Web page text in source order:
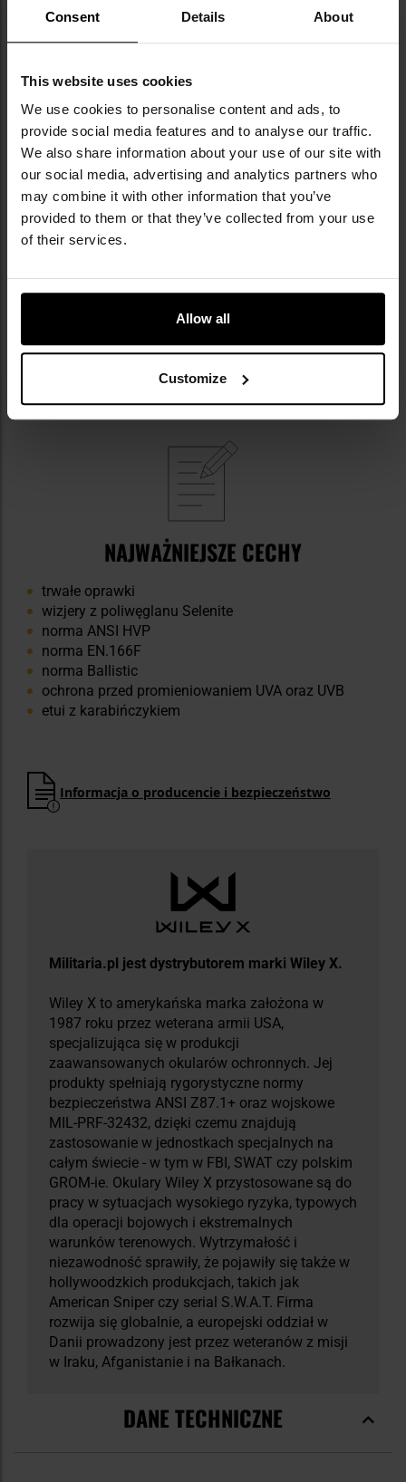
Consent Details About
This website uses cookies
We use cookies to personalise content and ads, to
provide social media features and to analyse our traffic.
We also share information about your use of our site with
our social media, advertising and analytics partners who
may combine it with other information that you’ve
provided to them or that they’ve collected from your use
of their services.
Allow all
Customize
etui z karabińczykiem
NAJWAŻNIEJSZE CECHY
trwałe oprawki
wizjery z poliwęglanu Selenite
norma ANSI HVP
norma EN.166F
norma Ballistic
ochrona przed promieniowaniem UVA oraz UVB
etui z karabińczykiem
Informacja o producencie i bezpieczeństwo
Militaria.pl jest dystrybutorem marki Wiley X.
Wiley X to amerykańska marka założona w
1987 roku przez weterana armii USA,
specjalizująca się w produkcji
zaawansowanych okularów ochronnych. Jej
produkty spełniają rygorystyczne normy
bezpieczeństwa ANSI Z87.1+ oraz wojskowe
MIL-PRF-32432, dzięki czemu znajdują
zastosowanie w jednostkach specjalnych na
całym świecie - w tym w FBI, SWAT czy polskim
GROM-ie. Okulary Wiley X przystosowane są do
pracy w sytuacjach wysokiego ryzyka, typowych
dla operacji bojowych i ekstremalnych
warunków terenowych. Wytrzymałość i
niezawodność sprawiły, że pojawiły się także w
hollywoodzkich produkcjach, takich jak
American Sniper czy serial S.W.A.T. Firma
rozwija się globalnie, a europejski oddział w
Danii prowadzony jest przez weteranów z misji
w Iraku, Afganistanie i na Bałkanach.
DANE TECHNICZNE